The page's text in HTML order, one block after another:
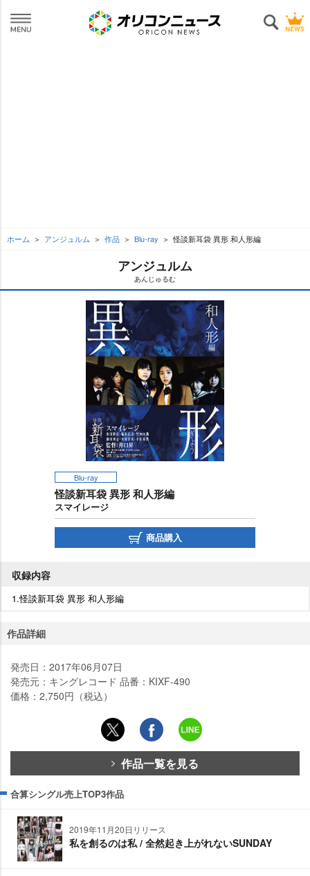
ホーム アンジュルム 作品 Blu-ray 怪談新耳袋 異形 和人形編
アンジュルム
あんじゅるむ
Blu-ray
怪談新耳袋 異形 和人形編
スマイレージ
商品購入
収録内容
1.怪談新耳袋 異形 和人形編
作品詳細
発売日：2017年06月07日
発売元：キングレコード 品番：KIXF-490
価格：2,750円（税込）
作品一覧を見る
合算シングル売上TOP3作品
2019年11月20日リリース
私を創るのは私 / 全然起き上がれないSUNDAY